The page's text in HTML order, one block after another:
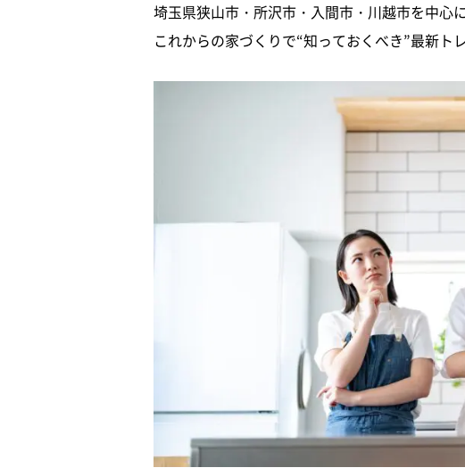
埼玉県狭山市・所沢市・入間市・川越市を中心
これからの家づくりで“知っておくべき”最新ト